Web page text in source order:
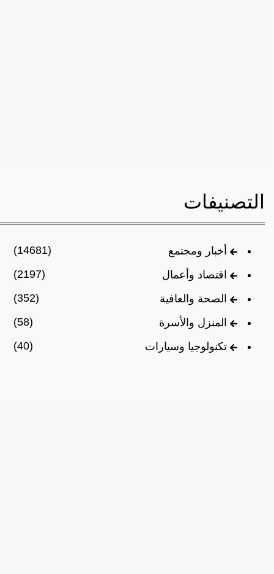
التصنيفات
أخبار ومجتمع
(14681)
اقتصاد وأعمال
(2197)
الصحة والعافية
(352)
المنزل والأسرة
(58)
تكنولوجيا وسيارات
(40)